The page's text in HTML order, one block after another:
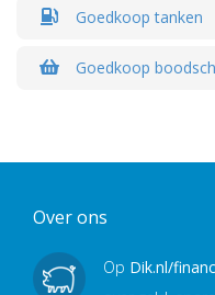
Goedkoop tanken
Goedkoop
Over ons
Op Dik.nl/